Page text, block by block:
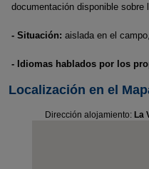
documentación disponible sobre
- Situación: aislada en el
- Idiomas hablados por los
Localización en el
Dirección alojamiento: La